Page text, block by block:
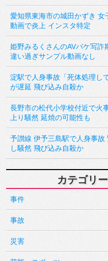
愛知県東海市の城田かずき 女
動画で炎上 インスタ特定
姫野みるくさんのAVパケ写詐
違い過ぎサンプル動画なし
淀駅で人身事故「死体処理し
が遅延 飛び込み自殺か
長野市の松代小学校付近で火
上り騒然 延焼の可能性も
予讃線 伊予三島駅で人身事故
し騒然 飛び込み自殺か
カテゴリー
事件
事故
災害